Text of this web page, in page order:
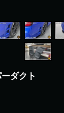
ダクト